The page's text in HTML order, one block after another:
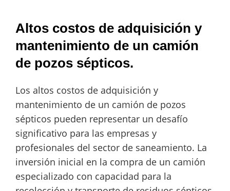
Altos costos de adquisición y
mantenimiento de un camión
de pozos sépticos.
Los altos costos de adquisición y
mantenimiento de un camión de pozos
sépticos pueden representar un desafío
significativo para las empresas y
profesionales del sector de saneamiento. La
inversión inicial en la compra de un camión
especializado con capacidad para la